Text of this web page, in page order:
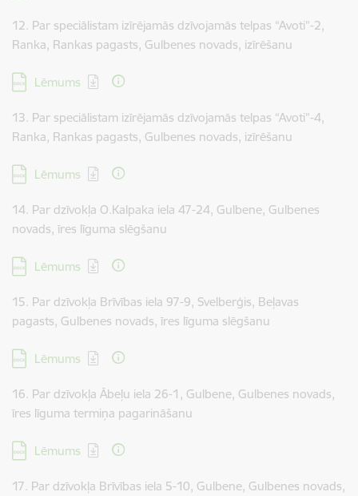
12. Par speciālistam izīrējamās dzīvojamās telpas “Avoti”-2,
Ranka, Rankas pagasts, Gulbenes novads, izīrēšanu
Lejupielādēt:
Lēmums
13. Par speciālistam izīrējamās dzīvojamās telpas “Avoti”-4,
Ranka, Rankas pagasts, Gulbenes novads, izīrēšanu
Lejupielādēt:
Lēmums
14. Par dzīvokļa O.Kalpaka iela 47-24, Gulbene, Gulbenes
novads, īres līguma slēgšanu
Lejupielādēt:
Lēmums
15. Par dzīvokļa Brīvības iela 97-9, Svelberģis, Beļavas
pagasts, Gulbenes novads, īres līguma slēgšanu
Lejupielādēt:
Lēmums
16. Par dzīvokļa Ābeļu iela 26-1, Gulbene, Gulbenes novads,
īres līguma termiņa pagarināšanu
Lejupielādēt:
Lēmums
17. Par dzīvokļa Brīvības iela 5-10, Gulbene, Gulbenes novads,